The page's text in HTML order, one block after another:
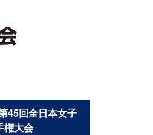
45回全日本女子
権大会